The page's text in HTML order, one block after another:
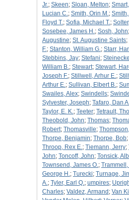
Jr.; Skeen; Sloan, Melton;
Lucian C.; Smith, Orin M.;
Floyd T.; Sofia, Michael T.;
Sosebee, James H.; Sosh, John;
Augustine; St. Augustine Saints;
F.; Stanton, William G.; Starr,
Stebbins, Jay; Stefani;
William B.; Stewart; Stewart,
Joseph F.; Stillwell, Arhur E.;
Arthur E.; Sullivan, Elbert B.;
Swailes, Alex; Swindells;
Sylvester, Joseph; Tafaro, Dan
Taylor, E. K.; Teeter; Tetrault,
Theobold, John; Thomas;
Robert; Thomasville; Thompson,
Thorpe, Benjamin; Thorpe, Bob;
Throop, Rex E.; Tiemann, Jerry;
John; Toncoff, John; Tonsick,
Townsend, James O.;
George H.; Turecki; Turnage,
A.; Tyler, Earl Q.; umpires;
Charles; Valdez, Armand ; Van